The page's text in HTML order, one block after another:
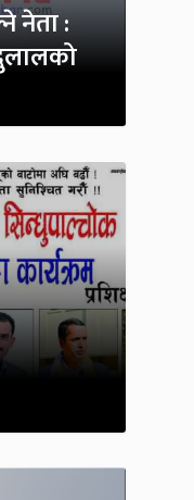
नेता :